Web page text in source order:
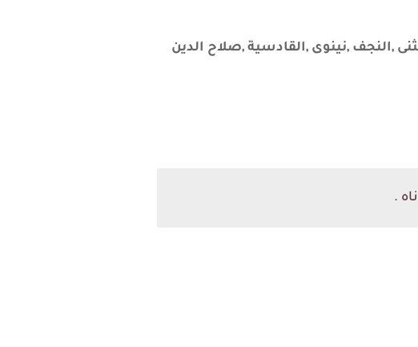
,النجف ,نينوى ,القادسية ,صلاح الدين
.